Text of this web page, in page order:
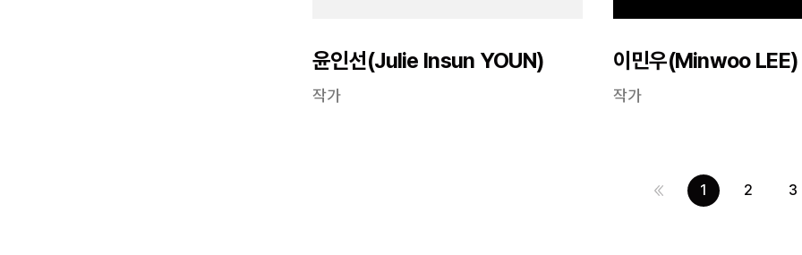
윤인선(Julie Insun YOUN)
작가
이민우(Minwoo LEE)
작가
1 2 3